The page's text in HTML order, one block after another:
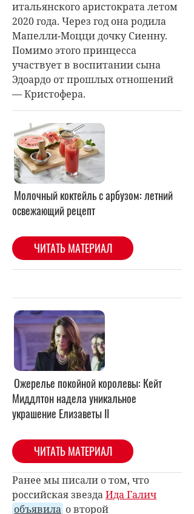
итальянского аристократа летом
2020 года. Через год она родила
Мапелли-Моцци дочку Сиенну.
Помимо этого принцесса
участвует в воспитании сына
Эдоардо от прошлых отношений
— Кристофера.
Ожерелье покойной королевы: Кейт
Миддлтон надела уникальное
украшение Елизаветы II
ЧИТАТЬ МАТЕРИАЛ
Ранее мы писали о том, что
российская звездаИда Галич
объявила о второй